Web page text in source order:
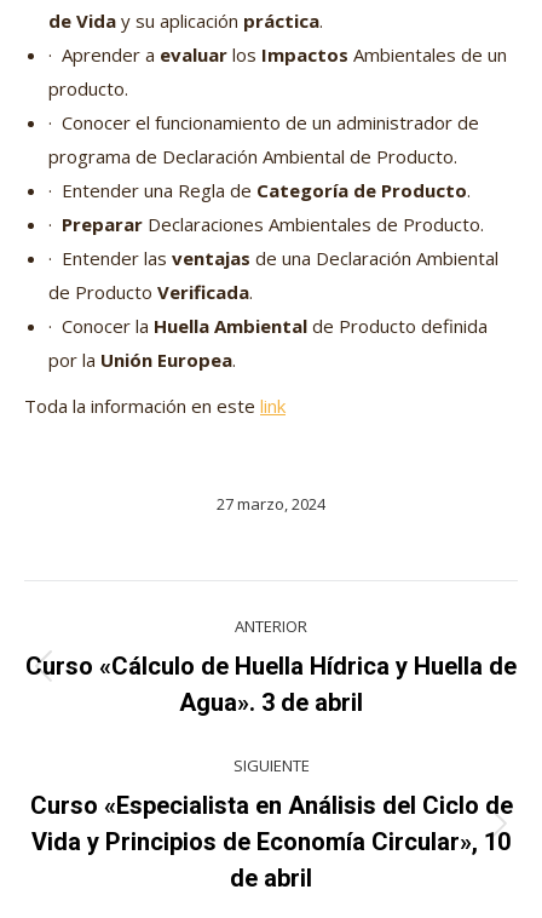
de Vida y su aplicación práctica.
· Aprender a evaluar los Impactos Ambientales de un
producto.
· Conocer el funcionamiento de un administrador de
programa de Declaración Ambiental de Producto.
· Entender una Regla de Categoría de Producto.
· Preparar Declaraciones Ambientales de Producto.
· Entender las ventajas de una Declaración Ambiental
de Producto Verificada.
· Conocer la Huella Ambiental de Producto definida
por la Unión Europea.
Toda la información en este link
27 marzo, 2024
entre
proyectos
ANTERIOR
Proyecto
anterior
Curso «Cálculo de Huella Hídrica y Huella de
Agua». 3 de abril
SIGUIENTE
Proyecto
siguiente
Curso «Especialista en Análisis del Ciclo de
Vida y Principios de Economía Circular», 10
de abril